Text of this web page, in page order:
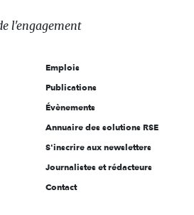
l'engagement
Emplois
Publications
Évènements
Annuaire des solutions RSE
S'inscrire aux newsletters
Journalistes et rédacteurs
Contact